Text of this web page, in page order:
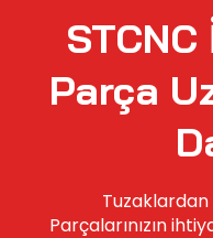
Parça
Tuzaklardan
Parçalarınızın